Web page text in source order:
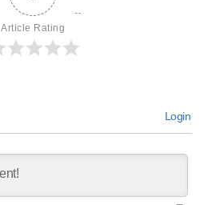
Article Rating
Login